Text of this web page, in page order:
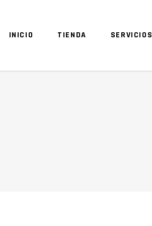
INICIO TIENDA SERVICIOS